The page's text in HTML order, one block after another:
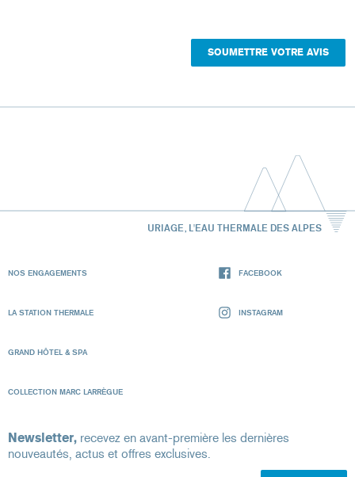
URIAGE, L'EAU THERMALE DES ALPES
NOS ENGAGEMENTS
LA STATION THERMALE
GRAND HÔTEL & SPA
COLLECTION MARC LARRÈGUE
FACEBOOK
INSTAGRAM
Newsletter, recevez en avant-première les dernières
nouveautés, actus et offres exclusives.